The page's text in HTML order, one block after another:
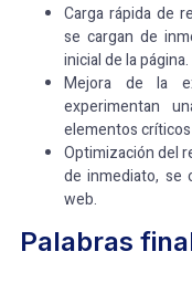
Carga rápida de
se cargan de
inicial de la página.
Mejora de la
experimentan
elementos críticos
Optimización del
de inmediato, se
web.
Palabras